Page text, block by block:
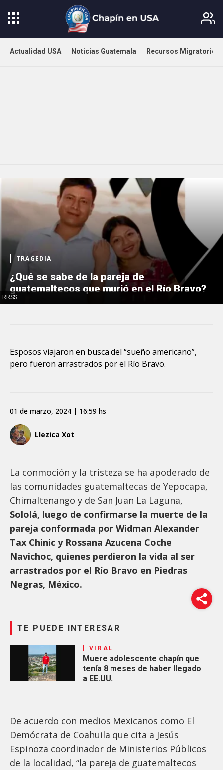
Actualidad USA Noticias Guatemala Recursos Migratorios
RRSS
TRAGEDIA
¿Qué se sabe de la pareja de
guatemaltecos que murió en el Río Bravo?
Esposos viajaron en busca del “sueño americano”,
pero fueron arrastrados por el Río Bravo.
Llezica Xot
01 de marzo, 2024 | 16:59 hs
La conmoción y la tristeza se ha apoderado de
las comunidades guatemaltecas de Yepocapa,
Chimaltenango y de San Juan La Laguna,
Sololá, luego de confirmarse la muerte de la
pareja conformada por Widman Alexander
Tax Chinic y Rossana Azucena Coche
Navichoc, quienes perdieron la vida al ser
arrastrados por el Río Bravo en Piedras
Negras, México.
TE PUEDE INTERESAR
VIRAL
Muere adolescente chapín que
tenía 8 meses de haber llegado
a EE.UU.
De acuerdo con medios Mexicanos como El
Demócrata de Coahuila que cita a Jesús
Espinoza coordinador de Ministerios Públicos
de la localidad, “la pareja de guatemaltecos